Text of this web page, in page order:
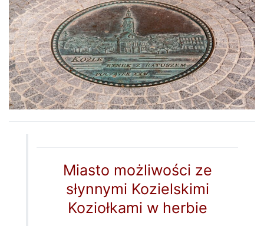
Miasto możliwości ze
słynnymi Kozielskimi
Koziołkami w herbie